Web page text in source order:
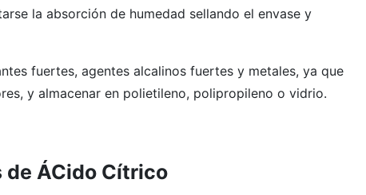
la absorción de humedad sellando el envase y
fuertes, agentes alcalinos fuertes y metales, ya que
y almacenar en polietileno, polipropileno o vidrio.
ÁCido Cítrico